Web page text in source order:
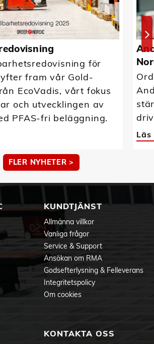
för
fram vår Gold-
EcoVadis, vårt fokus
och utvecklingen av
PFAS-fri beläggning.
Läs
FLER NYHETER >
KUNDTJÄNST
Allmänna villkor
Vanliga frågor
Service & Support
Ansökan om RMA
Godsefterlysning & Felleverans
Integritetspolicy
Om cookies
KONTAKTA OSS